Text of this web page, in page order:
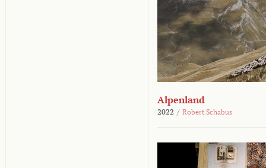
Alpenland
2022 / Robert Schabus